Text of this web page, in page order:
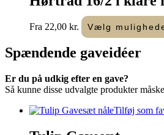
Fra 22,00 kr. Vælg
Spændende gaveidéer
Er du på udkig efter en gave?
Så kunne disse udvalgte produkter
Tilføj som